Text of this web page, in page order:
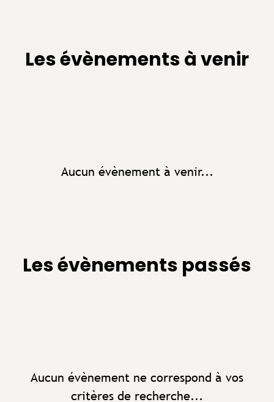
Les évènements à venir
Aucun évènement à venir...
Les évènements passés
Aucun évènement ne correspond à vos
critères de recherche...